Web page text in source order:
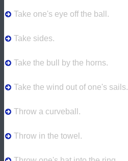
Take one's eye off the ball.
Take sides.
Take the bull by the horns.
Take the wind out of one's sails.
Throw a curveball.
Throw in the towel.